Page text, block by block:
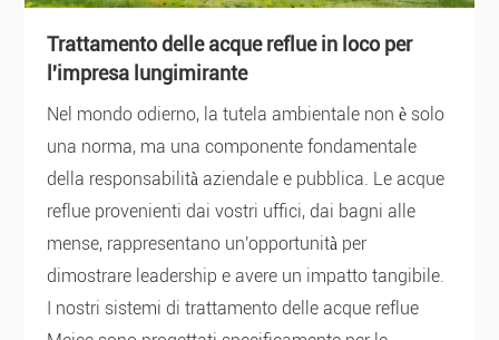
Trattamento delle acque reflue in loco per
l'impresa lungimirante
Nel mondo odierno, la tutela ambientale non è solo
una norma, ma una componente fondamentale
della responsabilità aziendale e pubblica. Le acque
reflue provenienti dai vostri uffici, dai bagni alle
mense, rappresentano un'opportunità per
dimostrare leadership e avere un impatto tangibile.
I nostri sistemi di trattamento delle acque reflue